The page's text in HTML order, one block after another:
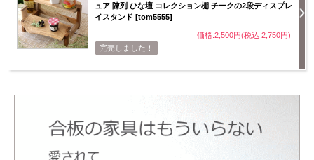
ュア 陳列 ひな壇 コレクション棚 チークの2段ディスプレ
イスタンド [tom5555]
価格:2,500円(税込 2,750円)
完売しました！